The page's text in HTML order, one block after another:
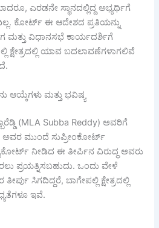
ಎರಡನೇ ಸ್ಥಾನದಲ್ಲಿದ್ದ ಅಭ್ಯರ್ಥಿಗೆ
ಕೋರ್ಟ್ ಈ ಆದೇಶದ ಪ್ರತಿಯನ್ನು
ಮತ್ತು ವಿಧಾನಸಭೆ ಕಾರ್ಯದರ್ಶಿಗೆ
ಕ್ಷೇತ್ರದಲ್ಲಿ ಯಾವ ಬದಲಾವಣೆಗಳಾಗಲಿವೆ
ಆಯ್ಕೆಗಳು ಮತ್ತು ಭವಿಷ್ಯ
(MLA Subba Reddy) ಅವರಿಗೆ
ಅವರ ಮುಂದೆ ಸುಪ್ರೀಂಕೋರ್ಟ್
ನೀಡಿದ ಈ ತೀರ್ಪಿನ ವಿರುದ್ಧ ಅವರು
ಪ್ರಯತ್ನಿಸಬಹುದು. ಒಂದು ವೇಳೆ
ಸಿಗದಿದ್ದರೆ, ಬಾಗೇಪಲ್ಲಿ ಕ್ಷೇತ್ರದಲ್ಲಿ
ಇವೆ.